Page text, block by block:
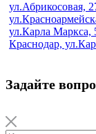
ул.Абрикосовая,
ул.Карла Маркса,
Краснодар,
Задайте